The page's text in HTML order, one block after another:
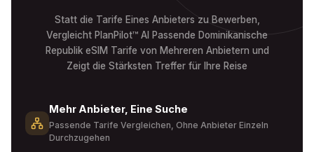
Statt die Tarife Eines Anbieters zu Bewerben,
Vergleicht PlanPilot™ AI Passende Dominikanische
Republik eSIM Tarife von Mehreren Anbietern und
Zeigt die Stärksten Treffer für Ihre Reise
Mehr Anbieter, Eine Suche
Passende Tarife Vergleichen, Ohne Anbieter Einzeln
Durchzugehen